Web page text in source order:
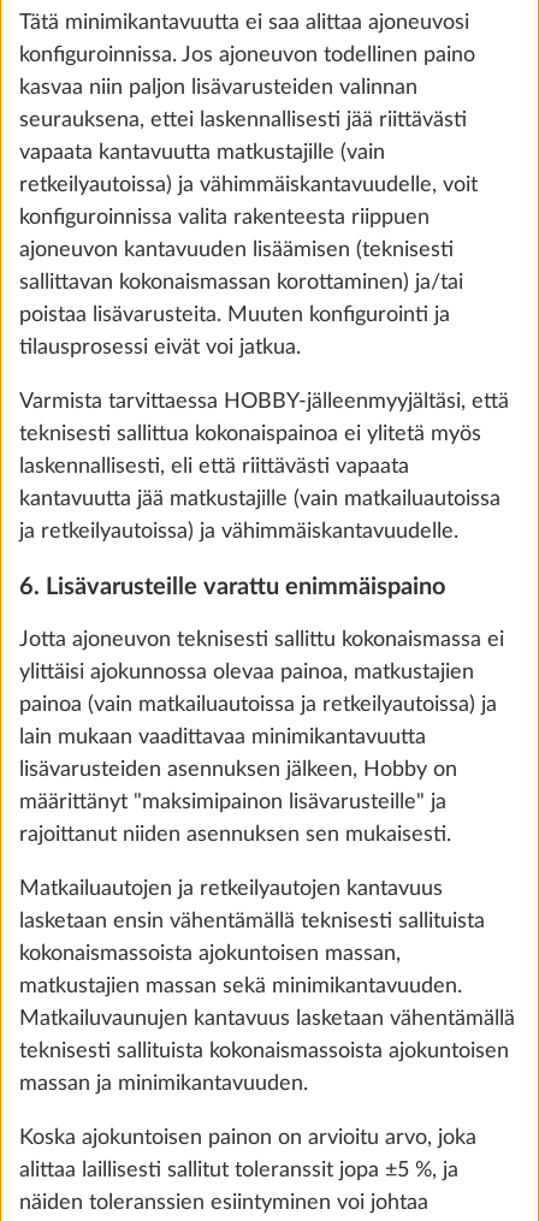
Istuinryhmästä vuode pehmusteineen
14,0 kg
Lisää
Vuode ohjaamosta pehmusteineen
10,0 kg
Lisää
Tunnelmavalaistus, toteutus
mallikohtainen
Tätä minimikantavuutta ei saa alittaa ajoneuvosi
konfiguroinnissa. Jos ajoneuvon todellinen paino
kasvaa niin paljon lisävarusteiden valinnan
seurauksena, ettei laskennallisesti jää riittävästi
vapaata kantavuutta matkustajille (vain
retkeilyautoissa) ja vähimmäiskantavuudelle, voit
konfiguroinnissa valita rakenteesta riippuen
ajoneuvon kantavuuden lisäämisen (teknisesti
sallittavan kokonaismassan korottaminen) ja/tai
poistaa lisävarusteita. Muuten konfigurointi ja
tilausprosessi eivät voi jatkua.
Varmista tarvittaessa HOBBY-jälleenmyyjältäsi, että
teknisesti sallittua kokonaispainoa ei ylitetä myös
laskennallisesti, eli että riittävästi vapaata
kantavuutta jää matkustajille (vain matkailuautoissa
ja retkeilyautoissa) ja vähimmäiskantavuudelle.
6. Lisävarusteille varattu enimmäispaino
Jotta ajoneuvon teknisesti sallittu kokonaismassa ei
ylittäisi ajokunnossa olevaa painoa, matkustajien
painoa (vain matkailuautoissa ja retkeilyautoissa) ja
lain mukaan vaadittavaa minimikantavuutta
lisävarusteiden asennuksen jälkeen, Hobby on
määrittänyt "maksimipainon lisävarusteille" ja
rajoittanut niiden asennuksen sen mukaisesti.
Matkailuautojen ja retkeilyautojen kantavuus
lasketaan ensin vähentämällä teknisesti sallituista
kokonaismassoista ajokuntoisen massan,
matkustajien massan sekä minimikantavuuden.
Matkailuvaunujen kantavuus lasketaan vähentämällä
teknisesti sallituista kokonaismassoista ajokuntoisen
massan ja minimikantavuuden.
Koska ajokuntoisen painon on arvioitu arvo, joka
alittaa laillisesti sallitut toleranssit jopa ±5 %, ja
näiden toleranssien esiintyminen voi johtaa